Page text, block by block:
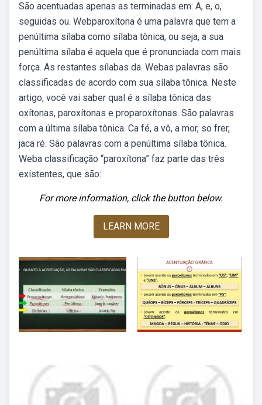
São acentuadas apenas as terminadas em: A, e, o,
seguidas ou. Webparoxítona é uma palavra que tem a
penúltima sílaba como sílaba tônica, ou seja, a sua
penúltima sílaba é aquela que é pronunciada com mais
força. As restantes sílabas da. Webas palavras são
classificadas de acordo com sua sílaba tônica. Neste
artigo, você vai saber qual é a sílaba tônica das
oxítonas, paroxítonas e proparoxítonas. São palavras
com a última sílaba tônica. Ca fé, a vô, a mor, so frer,
jaca ré. São palavras com a penúltima sílaba tônica.
Weba classificação “paroxítona” faz parte das três
existentes, que são:
For more information, click the button below.
LEARN MORE